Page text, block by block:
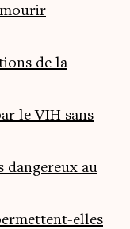
de la
le VIH sans
dangereux au
elles